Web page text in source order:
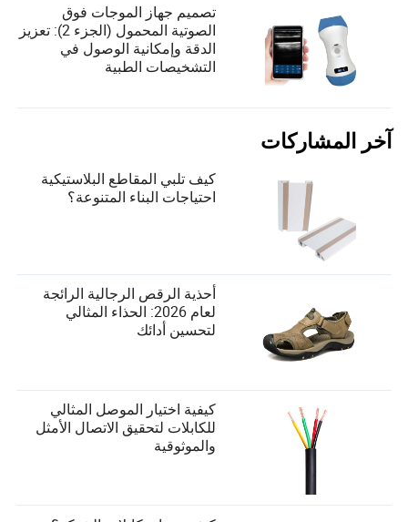
تصميم جهاز الموجات فوق
الصوتية المحمول (الجزء 2): تعزيز
الدقة وإمكانية الوصول في
التشخيصات الطبية
آخر المشاركات
كيف تلبي المقاطع البلاستيكية
احتياجات البناء المتنوعة؟
أحذية الرقص الرجالية الرائجة
لعام 2026: الحذاء المثالي
لتحسين أدائك
كيفية اختيار الموصل المثالي
للكابلات لتحقيق الاتصال الأمثل
والموثوقية